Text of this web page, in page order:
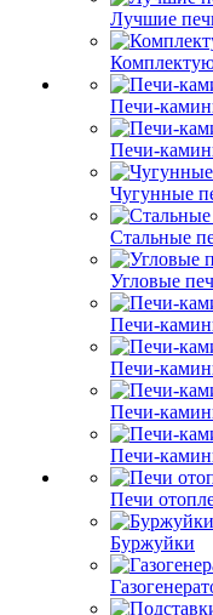
Лучшие
Печи-
Печи-
Чугунные
Стальные
Угловые
Печи-
Печи-
Печи-
Печи-
Печи
Буржуйки